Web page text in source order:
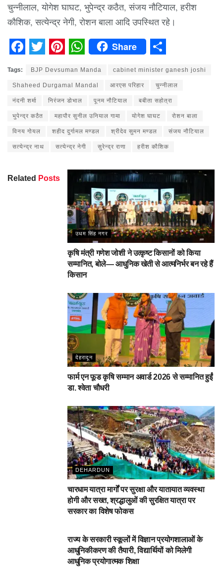
चुन्नीलाल, योगेश घाघट, भुपेन्द्र कठैत, संजय नौटियाल, हरीश
कौशिक, सत्येन्द्र नेगी, रोशन बाला आदि उपस्थित रहे।
Share
Tags: BJP Devsuman Manda cabinet minister ganesh joshi
Shaheed Durgamal Mandal आरएस परिहार चुन्नीलाल
नंदनी शर्मा निरंजन डोभाल पूनम नौटियाल बबीता सहोत्रा
भुपेन्द्र कठैत महापौर सुनील उनियाल गामा योगेश घाघट रोशन बाला
विनय गोयल शहीद दुर्गामल मण्डल श्रीदेव सुमन मण्डल संजय नौटियाल
सत्येन्द्र नाथ सत्येन्द्र नेगी सुरेन्द्र राणा हरीश कौशिक
Related Posts
उधम सिंह नगर
कृषि मंत्री गणेश जोशी ने उत्कृष्ट किसानों को किया
सम्मानित, बोले— आधुनिक खेती से आत्मनिर्भर बन रहे हैं
किसान
देहरादून
फार्म एन फूड कृषि सम्मान अवार्ड 2026 से सम्मानित हुईं
डा. श्वेता चौधरी
DEHARDUN
चारधाम यात्रा मार्गों पर सुरक्षा और यातायात व्यवस्था
होगी और सख्त, श्रद्धालुओं की सुरक्षित यात्रा पर
सरकार का विशेष फोकस
राज्य के सरकारी स्कूलों में विज्ञान प्रयोगशालाओं के
आधुनिकीकरण की तैयारी, विद्यार्थियों को मिलेगी
आधुनिक प्रयोगात्मक शिक्षा